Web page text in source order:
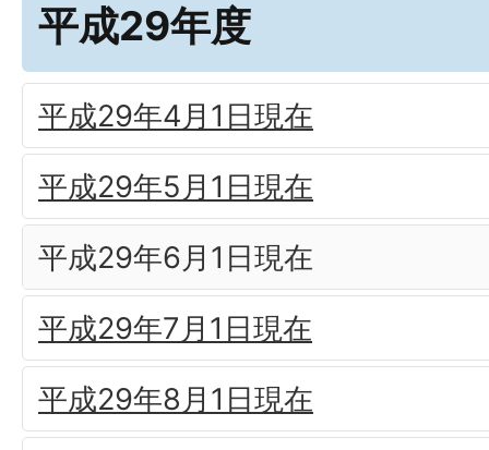
平成29年度
平成29年4月1日現在
平成29年5月1日現在
平成29年6月1日現在
平成29年7月1日現在
平成29年8月1日現在